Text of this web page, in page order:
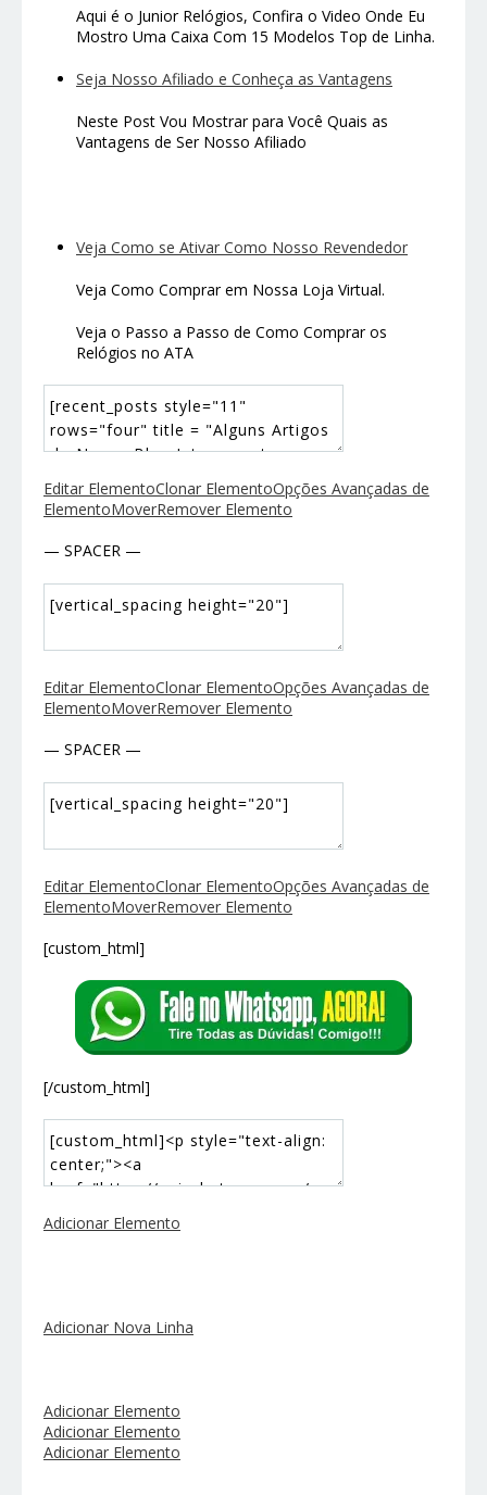
Aqui é o Junior Relógios, Confira o Video Onde Eu
Mostro Uma Caixa Com 15 Modelos Top de Linha.
Seja Nosso Afiliado e Conheça as Vantagens
Neste Post Vou Mostrar para Você Quais as
Vantagens de Ser Nosso Afiliado
Veja Como se Ativar Como Nosso Revendedor
Veja Como Comprar em Nossa Loja Virtual.
Veja o Passo a Passo de Como Comprar os
Relógios no ATA
Editar ElementoClonar ElementoOpções Avançadas de
ElementoMoverRemover Elemento
— SPACER —
Editar ElementoClonar ElementoOpções Avançadas de
ElementoMoverRemover Elemento
— SPACER —
Editar ElementoClonar ElementoOpções Avançadas de
ElementoMoverRemover Elemento
[custom_html]
[/custom_html]
Adicionar Elemento
Adicionar Nova Linha
Adicionar Elemento
Adicionar Elemento
Adicionar Elemento